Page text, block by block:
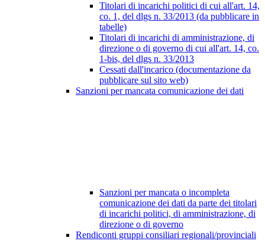
Titolari di incarichi politici di cui all'art. 14,
co. 1, del dlgs n. 33/2013 (da pubblicare in
tabelle)
Titolari di incarichi di amministrazione, di
direzione o di governo di cui all'art. 14, co.
1-bis, del dlgs n. 33/2013
Cessati dall'incarico (documentazione da
pubblicare sul sito web)
Sanzioni per mancata comunicazione dei dati
Sanzioni per mancata o incompleta
comunicazione dei dati da parte dei titolari
di incarichi politici, di amministrazione, di
direzione o di governo
Rendiconti gruppi consiliari regionali/provinciali